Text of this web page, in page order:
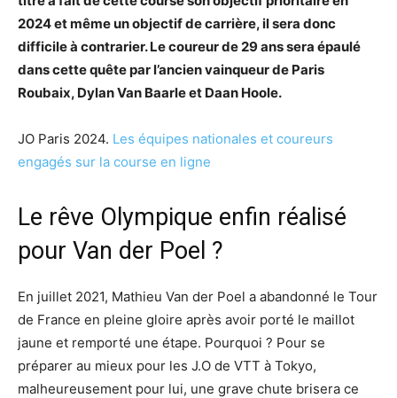
2024 et même un objectif de carrière, il sera donc
difficile à contrarier. Le coureur de 29 ans sera épaulé
dans cette quête par l’ancien vainqueur de Paris
Roubaix, Dylan Van Baarle et Daan Hoole.
JO Paris 2024. Les équipes nationales et coureurs
engagés sur la course en ligne
Le rêve Olympique enfin réalisé
pour Van der Poel ?
En juillet 2021, Mathieu Van der Poel a abandonné le Tour
de France en pleine gloire après avoir porté le maillot
jaune et remporté une étape. Pourquoi ? Pour se
préparer au mieux pour les J.O de VTT à Tokyo,
malheureusement pour lui, une grave chute brisera ce